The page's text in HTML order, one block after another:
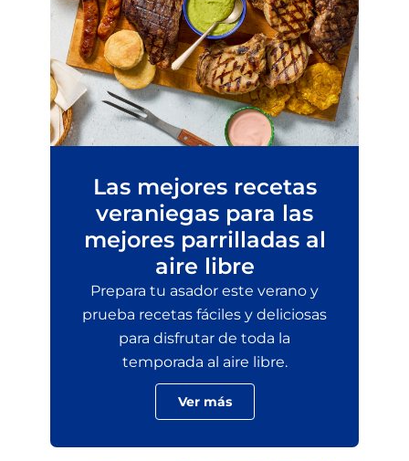
Las mejores recetas
veraniegas para las
mejores parrilladas al
aire libre
Prepara tu asador este verano y
prueba recetas fáciles y deliciosas
para disfrutar de toda la
temporada al aire libre.
Ver más